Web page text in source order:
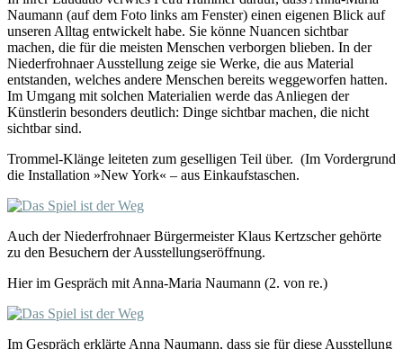
Naumann (auf dem Foto links am Fenster) einen eigenen Blick auf
unseren Alltag entwickelt habe. Sie könne Nuancen sichtbar
machen, die für die meisten Menschen verborgen blieben. In der
Niederfrohnaer Ausstellung zeige sie Werke, die aus Material
entstanden, welches andere Menschen bereits weggeworfen hatten.
Im Umgang mit solchen Materialien werde das Anliegen der
Künstlerin besonders deutlich: Dinge sichtbar machen, die nicht
sichtbar sind.
Trommel-Klänge leiteten zum geselligen Teil über. (Im Vordergrund
die Installation »New York« – aus Einkaufstaschen.
Auch der Niederfrohnaer Bürgermeister Klaus Kertzscher gehörte
zu den Besuchern der Ausstellungseröffnung.
Hier im Gespräch mit Anna-Maria Naumann (2. von re.)
Im Gespräch erklärte Anna Naumann, dass sie für diese Ausstellung